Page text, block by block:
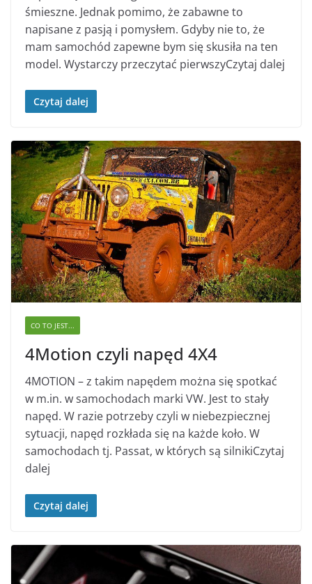
śmieszne. Jednak pomimo, że zabawne to
napisane z pasją i pomysłem. Gdyby nie to, że
mam samochód zapewne bym się skusiła na ten
model. Wystarczy przeczytać pierwszyCzytaj dalej
Czytaj dalej
CO TO JEST...
4Motion czyli napęd 4X4
4MOTION – z takim napędem można się spotkać
w m.in. w samochodach marki VW. Jest to stały
napęd. W razie potrzeby czyli w niebezpiecznej
sytuacji, napęd rozkłada się na każde koło. W
samochodach tj. Passat, w których są silnikiCzytaj
dalej
Czytaj dalej